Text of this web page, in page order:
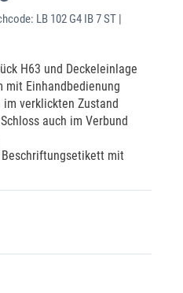
LB 102 G4 IB 7 ST |
H63 und Deckeleinlage
mit Einhandbedienung
verklickten Zustand
auch im Verbund
mit